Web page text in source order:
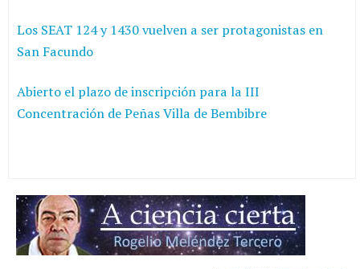
Los SEAT 124 y 1430 vuelven a ser protagonistas en
San Facundo
Abierto el plazo de inscripción para la III
Concentración de Peñas Villa de Bembibre